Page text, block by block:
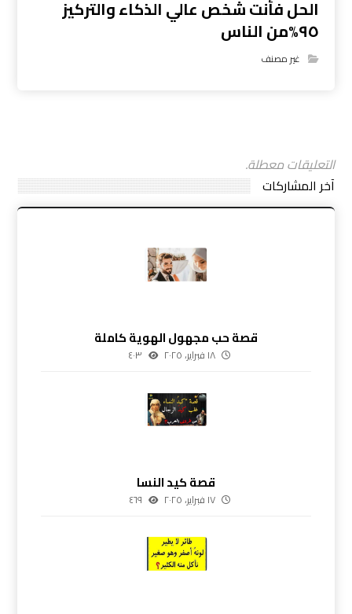
الحل فأنت شخص عالي الذكاء والتركيز
٩٥%من الناس
غير مصنف
التعليقات معطلة.
آخر المشاركات
قصة حب مجهول الهوية كاملة
١٨ فبراير، ٢٠٢٥ ٤٠٣
قصة كيد النسا
١٧ فبراير، ٢٠٢٥ ٤٦٩